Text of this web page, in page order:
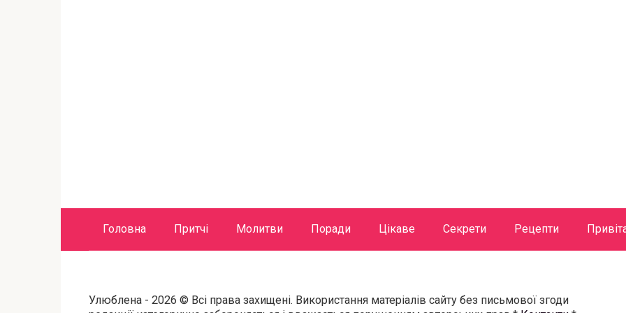
Головна Притчі Молитви Поради Цікаве Секрети Рецепти
Улюблена - 2026 © Всі права захищені. Використання матеріалів сайту без письмової згоди